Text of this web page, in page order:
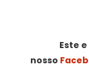
Este
nosso